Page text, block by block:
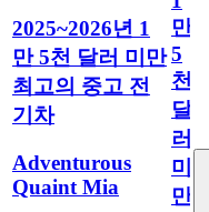
2025~2026년 1
만 5천 달러 미만
최고의 중고 전
기차
Adventurous
Quaint Mia
만
5
천
달
러
미
만